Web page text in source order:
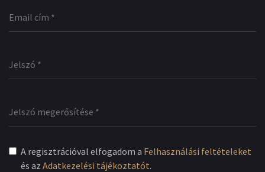
A regisztrációval elfogadom a Felhasználási feltételeket
és az Adatkezelési tájékoztatót.